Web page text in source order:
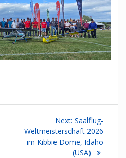
Next: Next
post:
Saalflug-
Weltmeisterschaft 2026
im Kibbie Dome, Idaho
(USA)